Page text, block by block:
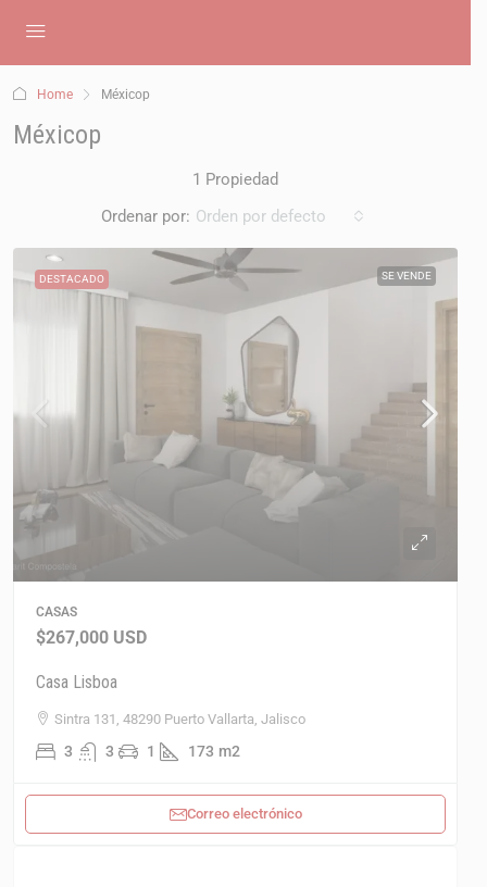
Home Méxicop
Méxicop
1 Propiedad
Ordenar por: Orden por defecto
DESTACADO SE VENDE
CASAS
$267,000 USD
Casa Lisboa
Sintra 131, 48290 Puerto Vallarta, Jalisco
3 3 1 173 m2
Correo electrónico